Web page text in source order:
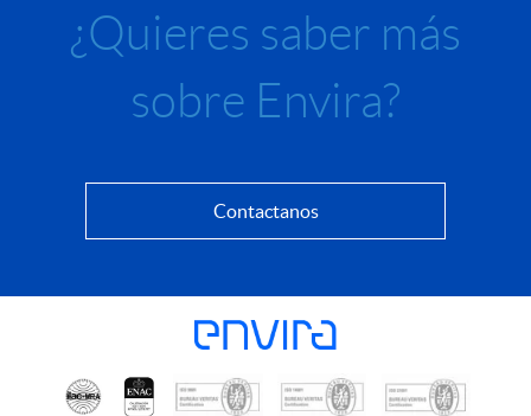
¿Quieres saber más
sobre Envira?
Contactanos